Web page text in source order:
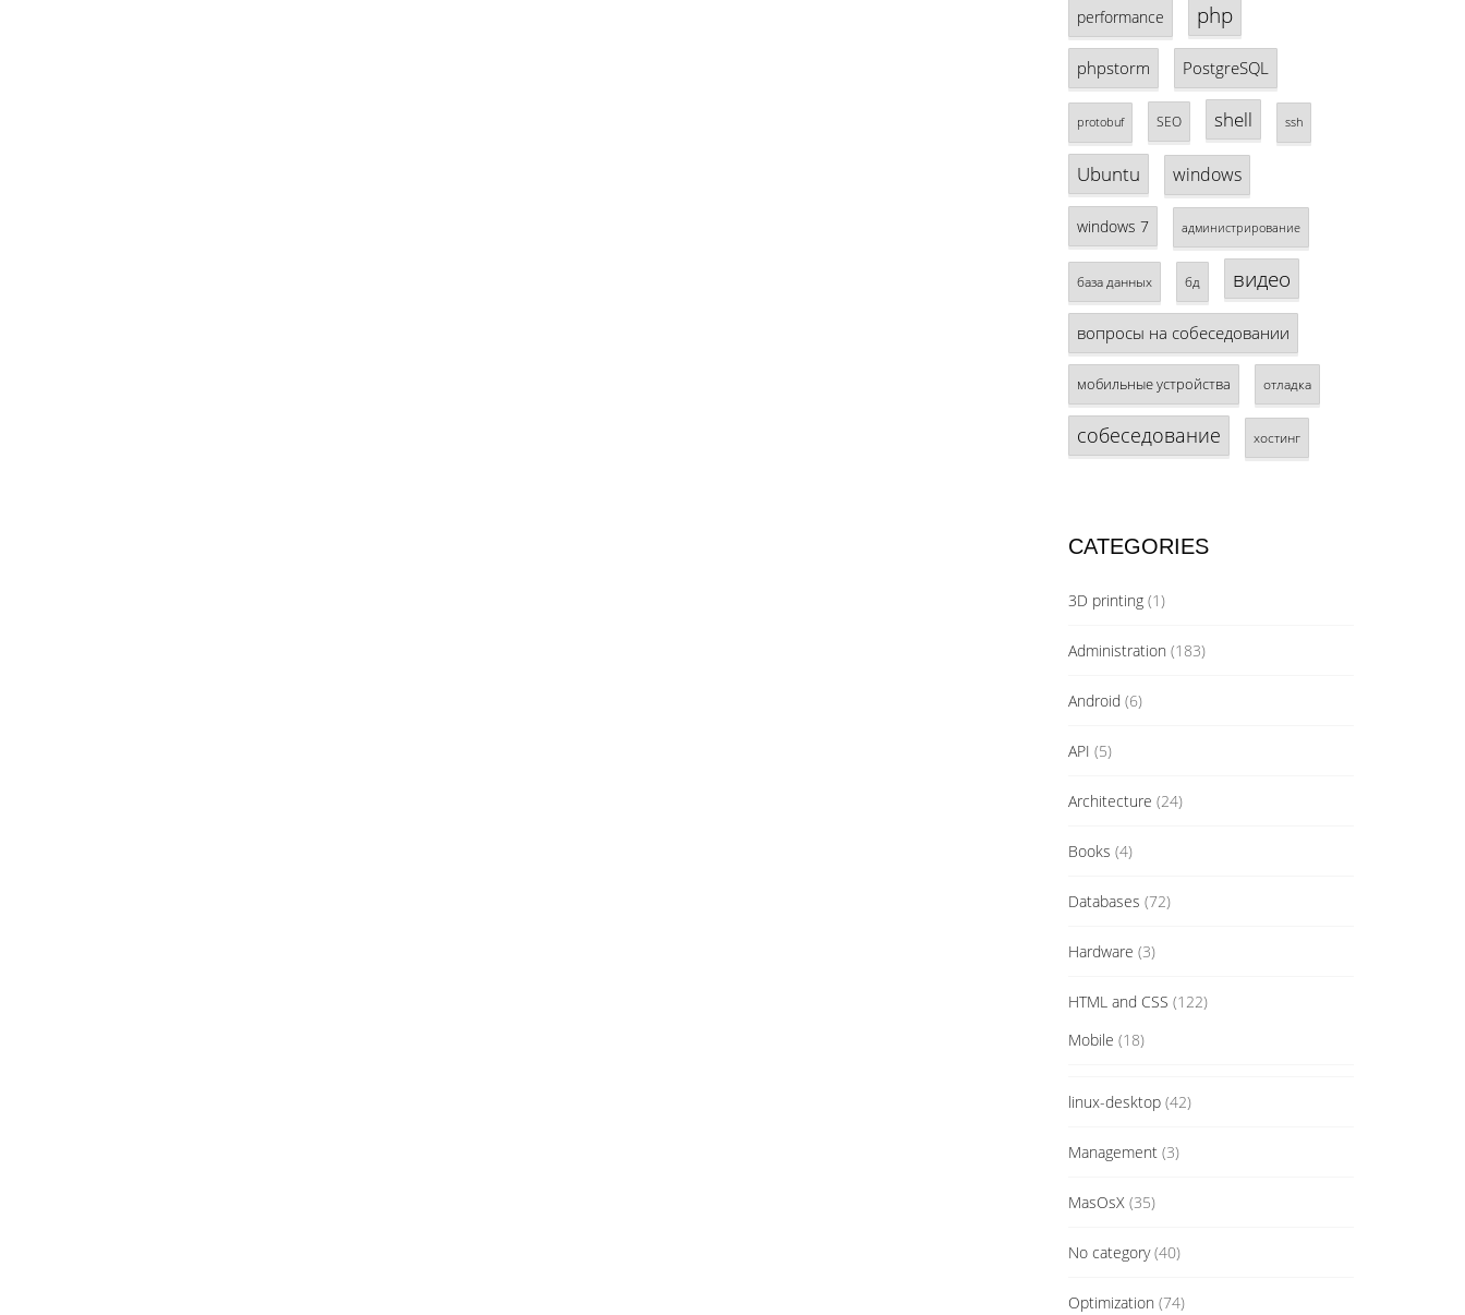
performance php
phpstorm PostgreSQL
protobuf SEO shell ssh
Ubuntu windows
windows 7 администрирование
база данных бд видео
вопросы на собеседовании
мобильные устройства отладка
собеседование хостинг
CATEGORIES
3D printing(1)
Administration (183)
Android (6)
API (5)
Architecture (24)
Books (4)
Databases (72)
Hardware (3)
HTML and CSS (122)
Mobile (18)
linux-desktop(42)
Management(3)
MasOsX(35)
No category(40)
Optimization (74)